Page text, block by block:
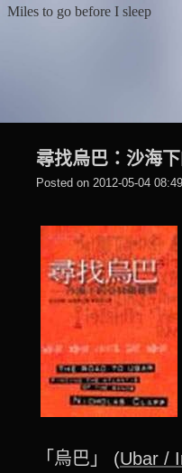
Miles to go before I sleep
尋找烏巴：沙海
Posted on 2012-05-04 08:49
「烏巴」 (Ubar /